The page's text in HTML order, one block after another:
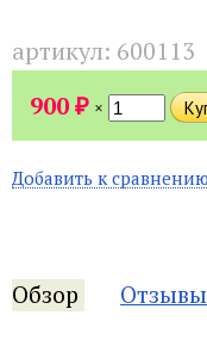
артикул: 600113
900₽ ×
Добавить к сравнению
Обзор Отзывы